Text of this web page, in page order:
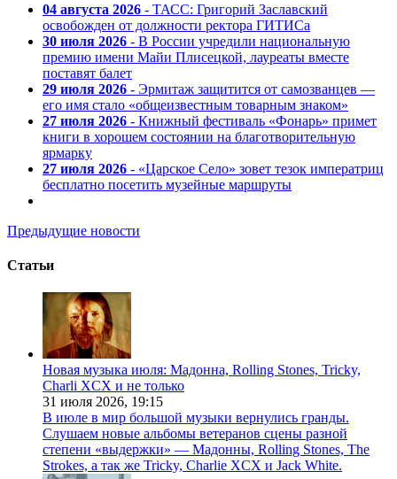
04 августа 2026 - ТАСС: Григорий Заславский
освобожден от должности ректора ГИТИСа
30 июля 2026 - В России учредили национальную
премию имени Майи Плисецкой, лауреаты вместе
поставят балет
29 июля 2026 - Эрмитаж защитится от самозванцев —
его имя стало «общеизвестным товарным знаком»
27 июля 2026 - Книжный фестиваль «Фонарь» примет
книги в хорошем состоянии на благотворительную
ярмарку
27 июля 2026 - «Царское Село» зовет тезок императриц
бесплатно посетить музейные маршруты
Предыдущие новости
Статьи
Новая музыка июля: Мадонна, Rolling Stones, Tricky,
Charli XCX и не только
31 июля 2026, 19:15
В июле в мир большой музыки вернулись гранды.
Слушаем новые альбомы ветеранов сцены разной
степени «выдержки» — Мадонны, Rolling Stones, The
Strokes, а так же Tricky, Charlie XCX и Jack White.